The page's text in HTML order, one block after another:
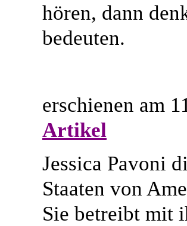
hören, dann
bedeuten.
erschienen am
Artikel
Jessica Pavoni
Staaten von
Sie betreibt mit